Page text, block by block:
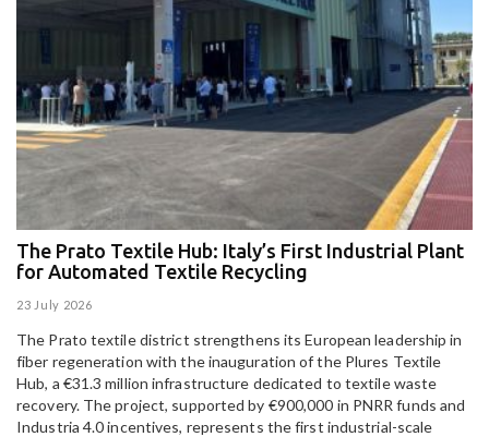
The Prato Textile Hub: Italy’s First Industrial Plant
for Automated Textile Recycling
23 July 2026
The Prato textile district strengthens its European leadership in
fiber regeneration with the inauguration of the Plures Textile
Hub, a €31.3 million infrastructure dedicated to textile waste
recovery. The project, supported by €900,000 in PNRR funds and
Industria 4.0 incentives, represents the first industrial-scale